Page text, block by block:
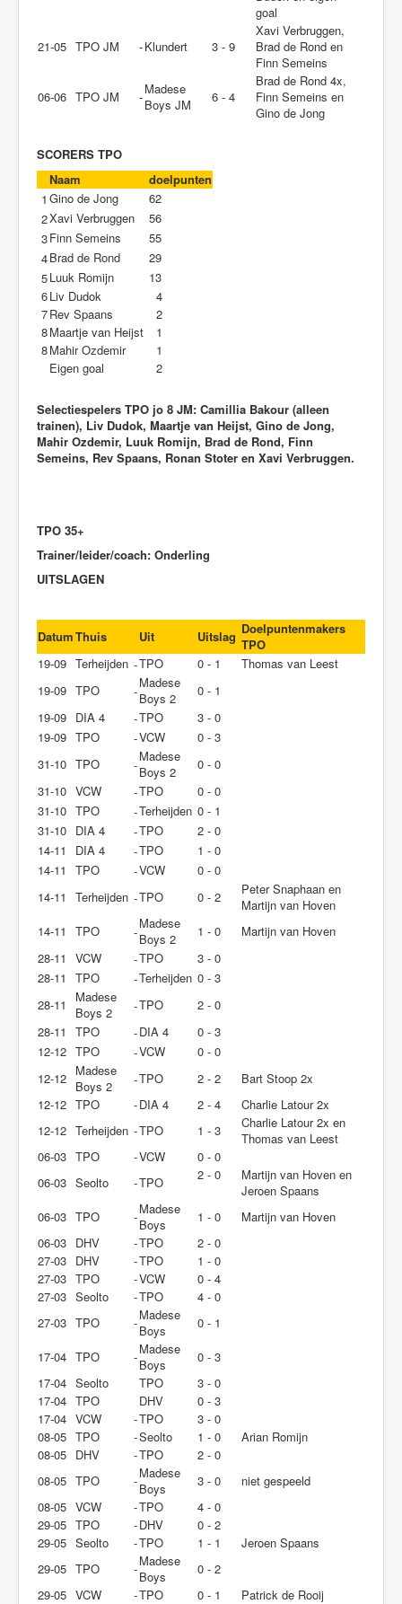
goal
21-05 TPO JM -Klundert 3 - 9
Xavi Verbruggen,
Brad de Rond en
Finn Semeins
06-06 TPO JM -Madese
Boys JM
6 - 4
Brad de Rond 4x,
Finn Semeins en
Gino de Jong
SCORERS TPO
Naam
doelpunten
1 Gino de Jong
62
2Xavi Verbruggen
56
3Finn Semeins
55
4Brad de Rond
29
5Luuk Romijn
13
6Liv Dudok
4
7Rev Spaans
2
8Maartje van Heijst
1
8Mahir Ozdemir
1
Eigen goal
2
Selectiespelers TPO jo 8 JM: Camillia Bakour (alleen
trainen), Liv Dudok, Maartje van Heijst, Gino de Jong,
Mahir Ozdemir, Luuk Romijn, Brad de Rond, Finn
Semeins, Rev Spaans, Ronan Stoter en Xavi Verbruggen.
TPO 35+
Trainer/leider/coach: Onderling
UITSLAGEN
DatumThuis Uit Uitslag Doelpuntenmakers
TPO
19-09 Terheijden -TPO 0 - 1
Thomas van Leest
19-09 TPO -
Madese
Boys 2
0 - 1
19-09 DIA 4 -TPO
3 - 0
19-09 TPO -VCW
0 - 3
31-10 TPO -
Madese
Boys 2
0 - 0
31-10 VCW -TPO
0 - 0
31-10 TPO -Terheijden 0 - 1
31-10 DIA 4 -TPO
2 - 0
14-11
DIA 4 -TPO
1 - 0
14-11
TPO -VCW
0 - 0
14-11
Terheijden -TPO 0 - 2
Peter Snaphaan en
Martijn van Hoven
14-11
TPO -
Madese
Boys 2
1 - 0
Martijn van Hoven
28-11
VCW -TPO
3 - 0
28-11
TPO -Terheijden 0 - 3
28-11
Madese
Boys 2
-TPO
2 - 0
28-11
TPO -DIA 4
0 - 3
12-12 TPO -VCW
0 - 0
12-12 Madese
Boys 2
-TPO 2 - 2
Bart Stoop 2x
12-12 TPO -DIA 4 2 - 4
Charlie Latour 2x
12-12 Terheijden -TPO 1 - 3
Charlie Latour 2x en
Thomas van Leest
06-03 TPO -VCW
0 - 0
06-03 Seolto -TPO 2 - 0
Martijn van Hoven en
Jeroen Spaans
06-03 TPO -Madese
Boys
1 - 0
Martijn van Hoven
06-03 DHV -TPO
2 - 0
27-03 DHV -TPO
1 - 0
27-03 TPO -VCW
0 - 4
27-03 Seolto -TPO
4 - 0
27-03 TPO -Madese
Boys
0 - 1
17-04 TPO -Madese
Boys
0 - 3
17-04 Seolto TPO
3 - 0
17-04 TPO DHV
0 - 3
17-04 VCW -TPO
3 - 0
08-05 TPO -Seolto 1 - 0
Arian Romijn
08-05 DHV -TPO
2 - 0
08-05 TPO -Madese
Boys
3 - 0
niet gespeeld
08-05 VCW -TPO
4 - 0
29-05 TPO -DHV
0 - 2
29-05 Seolto -TPO 1 - 1
Jeroen Spaans
29-05 TPO -Madese
Boys
0 - 2
29-05 VCW -TPO 0 - 1 Patrick de Rooij